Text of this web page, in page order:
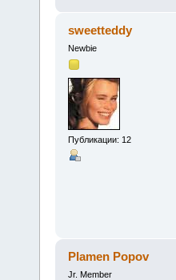
sweetteddy
Newbie
Публикации: 12
Plamen Popov
Jr. Member